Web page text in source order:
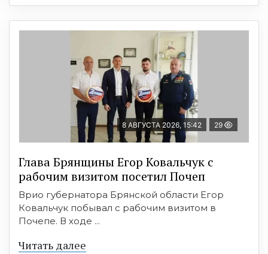
8 АВГУСТА 2026, 15:42 29
Глава Брянщины Егор Ковальчук с
рабочим визитом посетил Почеп
Врио губернатора Брянской области Егор
Ковальчук побывал с рабочим визитом в
Почепе. В ходе ...
Читать далее